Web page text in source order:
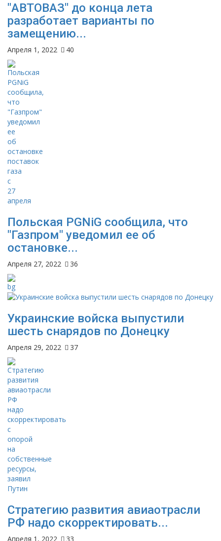
"АВТОВАЗ" до конца лета
разработает варианты по
замещению...
Апреля 1, 2022 40
Польская PGNiG сообщила, что
"Газпром" уведомил ее об
остановке...
Апреля 27, 2022 36
Украинские войска выпустили
шесть снарядов по Донецку
Апреля 29, 2022 37
Стратегию развития авиаотрасли
РФ надо скорректировать...
Апреля 1, 2022 33